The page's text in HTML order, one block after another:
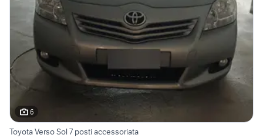
6
Toyota Verso Sol 7 posti accessoriata